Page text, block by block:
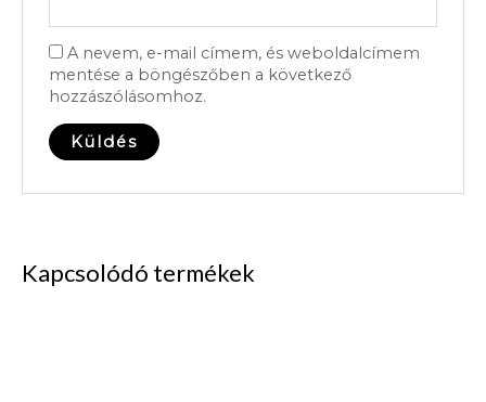
A nevem, e-mail címem, és weboldalcímem
mentése a böngészőben a következő
hozzászólásomhoz.
Kapcsolódó termékek